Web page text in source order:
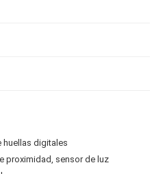
huellas digitales
proximidad, sensor de luz